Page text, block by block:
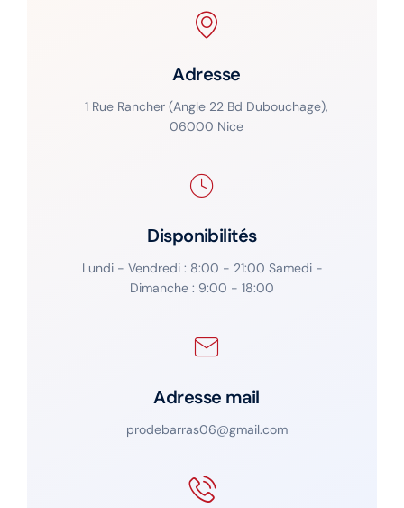
Adresse
1 Rue Rancher (Angle 22 Bd Dubouchage),
06000 Nice
Disponibilités
Lundi - Vendredi : 8:00 - 21:00 Samedi -
Dimanche : 9:00 - 18:00
Adresse mail
prodebarras06@gmail.com